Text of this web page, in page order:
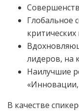
Глобальное
лидеров, на
Наилучшие
В качестве